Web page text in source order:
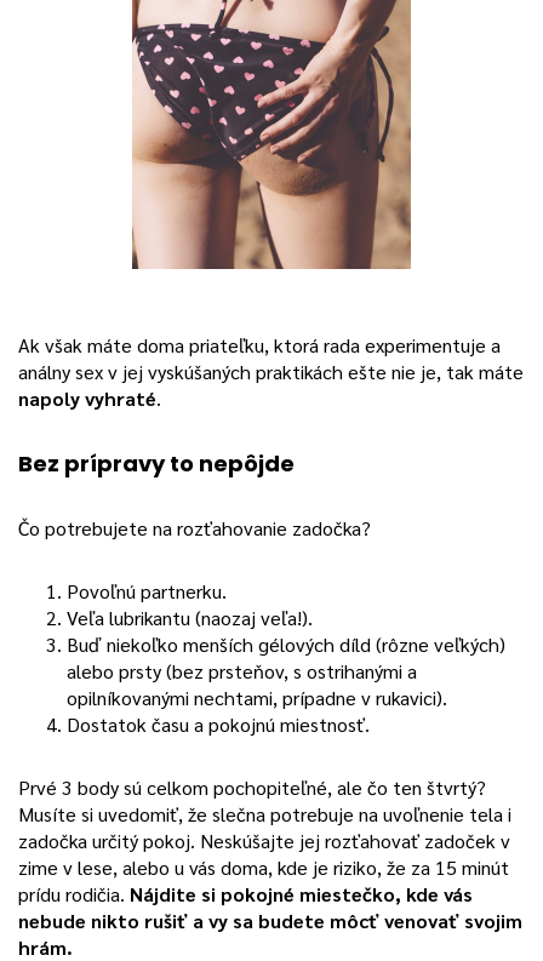
Ak však máte doma priateľku, ktorá rada experimentuje a
análny sex v jej vyskúšaných praktikách ešte nie je, tak máte
napoly vyhraté.
Bez prípravy to nepôjde
Čo potrebujete na rozťahovanie zadočka?
Povoľnú partnerku.
Veľa lubrikantu (naozaj veľa!).
Buď niekoľko menších gélových díld (rôzne veľkých)
alebo prsty (bez prsteňov, s ostrihanými a
opilníkovanými nechtami, prípadne v rukavici).
Dostatok času a pokojnú miestnosť.
Prvé 3 body sú celkom pochopiteľné, ale čo ten štvrtý?
Musíte si uvedomiť, že slečna potrebuje na uvoľnenie tela i
zadočka určitý pokoj. Neskúšajte jej rozťahovať zadoček v
zime v lese, alebo u vás doma, kde je riziko, že za 15 minút
prídu rodičia. Nájdite si pokojné miestečko, kde vás
nebude nikto rušiť a vy sa budete môcť venovať svojim
hrám.